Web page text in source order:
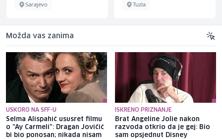
Sarajevo Tuzla
Možda vas zanima
USKORO NA SFF-U
Selma Alispahić ususret filmu
o "Ay Carmeli": Dragan Jovičić
bi bio ponosan; nikada nisam
ISKRENO PRIZNANJE
Brat Angeline Jolie nakon
razvoda otkrio da je gej: Bio
sam opsjednut Disney